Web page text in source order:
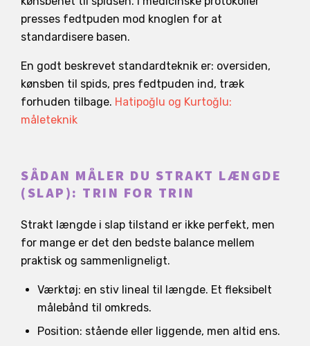
presses fedtpuden mod knoglen for at
standardisere basen.
En godt beskrevet standardteknik er: oversiden,
kønsben til spids, pres fedtpuden ind, træk
forhuden tilbage. Hatipoğlu og Kurtoğlu:
måleteknik
SÅDAN MÅLER DU STRAKT LÆNGDE
(SLAP): TRIN FOR TRIN
Strakt længde i slap tilstand er ikke perfekt, men
for mange er det den bedste balance mellem
praktisk og sammenligneligt.
Værktøj: en stiv lineal til længde. Et fleksibelt
målebånd til omkreds.
Position: stående eller liggende, men altid ens.